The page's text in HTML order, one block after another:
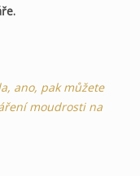
ano, pak můžete
moudrosti na